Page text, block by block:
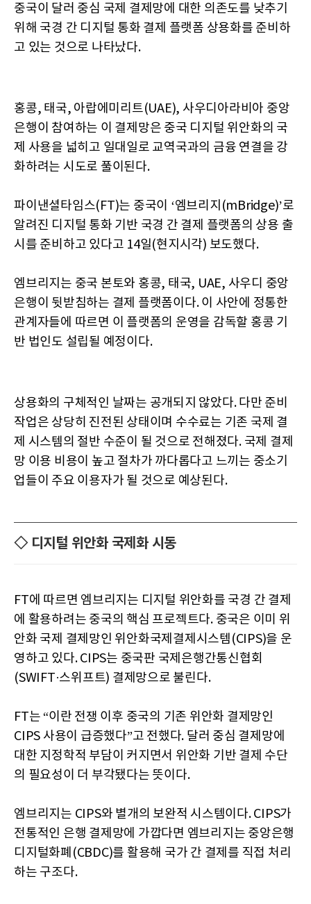
중국이 달러 중심 국제 결제망에 대한 의존도를 낮추기
위해 국경 간 디지털 통화 결제 플랫폼 상용화를 준비하
고 있는 것으로 나타났다.
홍콩, 태국, 아랍에미리트(UAE), 사우디아라비아 중앙
은행이 참여하는 이 결제망은 중국 디지털 위안화의 국
제 사용을 넓히고 일대일로 교역국과의 금융 연결을 강
화하려는 시도로 풀이된다.
파이낸셜타임스(FT)는 중국이 ‘엠브리지(mBridge)’로
알려진 디지털 통화 기반 국경 간 결제 플랫폼의 상용 출
시를 준비하고 있다고 14일(현지시각) 보도했다.
엠브리지는 중국 본토와 홍콩, 태국, UAE, 사우디 중앙
은행이 뒷받침하는 결제 플랫폼이다. 이 사안에 정통한
관계자들에 따르면 이 플랫폼의 운영을 감독할 홍콩 기
반 법인도 설립될 예정이다.
상용화의 구체적인 날짜는 공개되지 않았다. 다만 준비
작업은 상당히 진전된 상태이며 수수료는 기존 국제 결
제 시스템의 절반 수준이 될 것으로 전해졌다. 국제 결제
망 이용 비용이 높고 절차가 까다롭다고 느끼는 중소기
업들이 주요 이용자가 될 것으로 예상된다.
◇ 디지털 위안화 국제화 시동
FT에 따르면 엠브리지는 디지털 위안화를 국경 간 결제
에 활용하려는 중국의 핵심 프로젝트다. 중국은 이미 위
안화 국제 결제망인 위안화국제결제시스템(CIPS)을 운
영하고 있다. CIPS는 중국판 국제은행간통신협회
(SWIFT·스위프트) 결제망으로 불린다.
FT는 “이란 전쟁 이후 중국의 기존 위안화 결제망인
CIPS 사용이 급증했다”고 전했다. 달러 중심 결제망에
대한 지정학적 부담이 커지면서 위안화 기반 결제 수단
의 필요성이 더 부각됐다는 뜻이다.
엠브리지는 CIPS와 별개의 보완적 시스템이다. CIPS가
전통적인 은행 결제망에 가깝다면 엠브리지는 중앙은행
디지털화폐(CBDC)를 활용해 국가 간 결제를 직접 처리
하는 구조다.